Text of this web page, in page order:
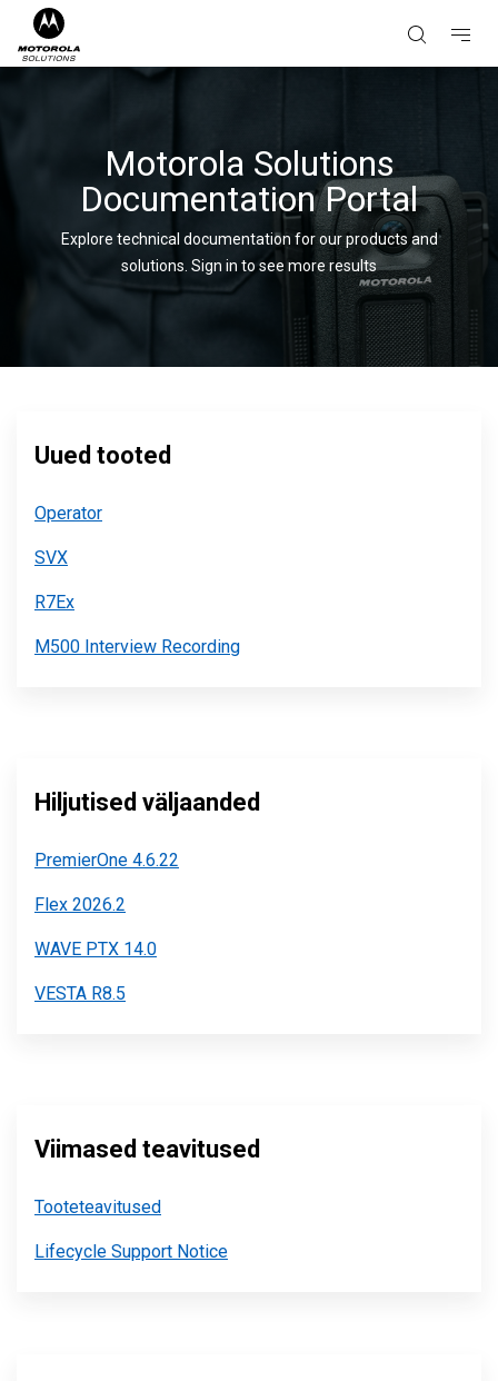
Motorola Solutions
Documentation Portal
Explore technical documentation for our products and
solutions. Sign in to see more results
Uued tooted
Operator
SVX
R7Ex
M500 Interview Recording
Hiljutised väljaanded
PremierOne 4.6.22
Flex 2026.2
WAVE PTX 14.0
VESTA R8.5
Viimased teavitused
Tooteteavitused
Lifecycle Support Notice